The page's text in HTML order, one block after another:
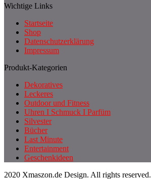
Wichtige Links
Startseite
Shop
Datenschutzerklärung
Impressum
Produkt-Kategorien
Dekoratives
Leckeres
Outdoor und Fitness
Uhren I Schmuck I Parfüm
Silvester
Bücher
Last Minute
Entertainment
Geschenkideen
2020 Xmaszon.de Design. All rights reserved.